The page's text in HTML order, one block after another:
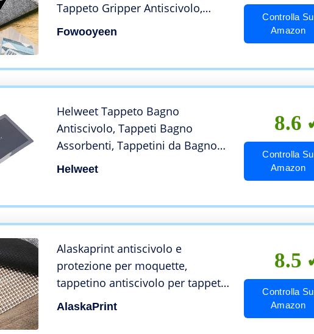
Tappeto Gripper Antiscivolo,
Pinza Quadrata Impedisce al
Tappeto di Spostarsi o Arricciarsi,
Fowooyeen
Controlla Su
Amazon
Helweet Tappeto Bagno
Antiscivolo, Tappeti Bagno
Assorbenti, Tappetini da Bagno
per Doccia, Morbido Tappetino
Helweet
8.6
Controlla Su
Amazon
Alaskaprint antiscivolo e
protezione per moquette,
tappetino antiscivolo per tappeti
– Sottofondo antiscivolo , taglio
AlaskaPrint
8.5
Controlla Su
Amazon